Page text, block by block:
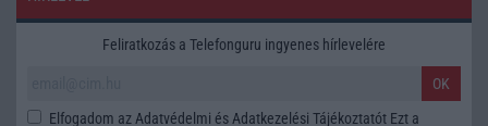
Feliratkozás a Telefonguru ingyenes hírlevelére
OK
Elfogadom azAdatvédelmi és Adatkezelési Tájékoztatót Ezt a